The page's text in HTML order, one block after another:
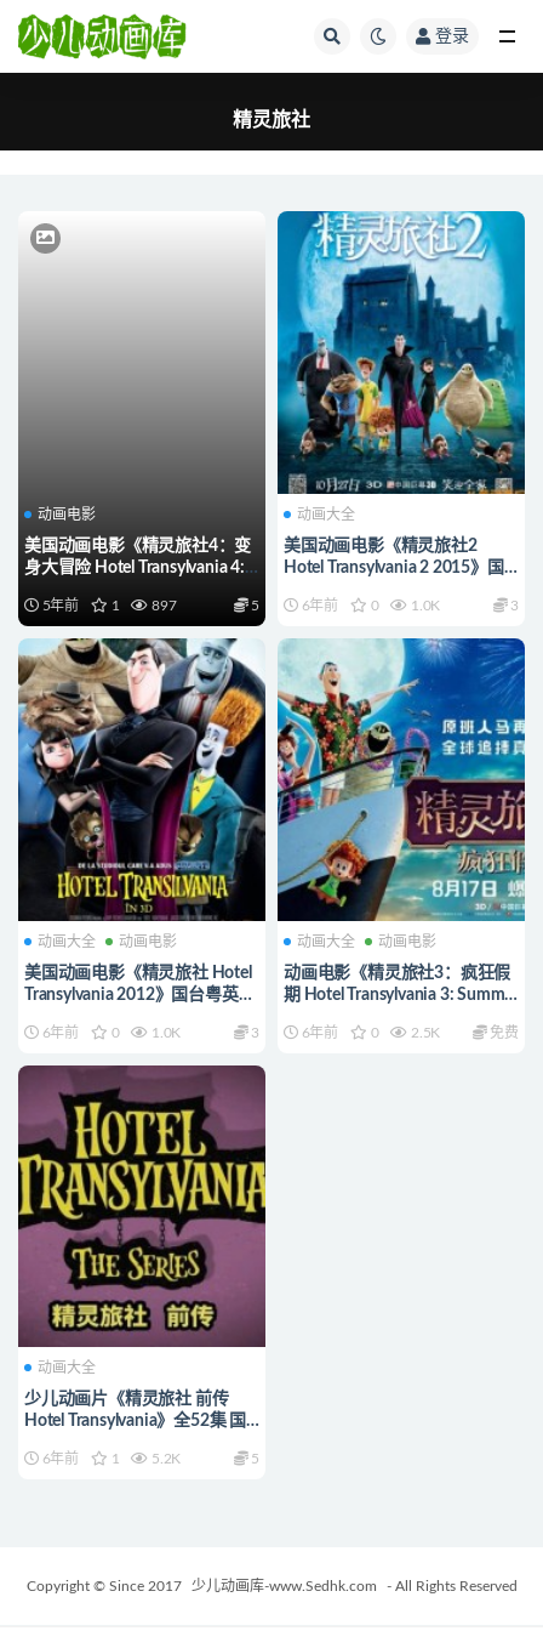
登录
精灵旅社
动画电影
美国动画电影《精灵旅社4：变
身大冒险 Hotel Transylvania 4:
英双字 1080P/MP4/2.69G 精灵
5年前 1 897 5
动画大全
美国动画电影《精灵旅社2
Hotel Transylvania 2 2015》国
720P/MKV/3.6G 动画片精灵旅
6年前 0 1.0K 3
动画大全 动画电影
美国动画电影《精灵旅社 Hotel
Transylvania 2012》国台粤英四
画片精灵旅社下载
6年前 0 1.0K 3
动画大全 动画电影
动画电影《精灵旅社3：疯狂假
期 Hotel Transylvania 3: Summer
720P/MP4/1.46G 动画片精灵
6年前 0 2.5K 免费
动画大全
少儿动画片《精灵旅社 前传
Hotel Transylvania》全52集 国
片精灵旅社 前传全集下载
6年前 1 5.2K 5
Copyright © Since 2017 少儿动画库-www.Sedhk.com - All Rights Reserved